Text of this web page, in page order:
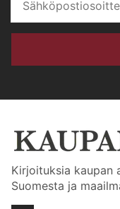
Kirjoituksia kaupan
Suomesta ja